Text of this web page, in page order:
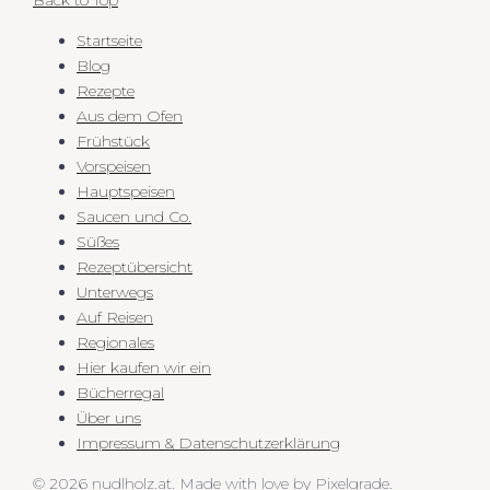
Startseite
Blog
Rezepte
Aus dem Ofen
Frühstück
Vorspeisen
Hauptspeisen
Saucen und Co.
Süßes
Rezeptübersicht
Unterwegs
Auf Reisen
Regionales
Hier kaufen wir ein
Bücherregal
Über uns
Impressum & Datenschutzerklärung
© 2026 nudlholz.at. Made with love by Pixelgrade.